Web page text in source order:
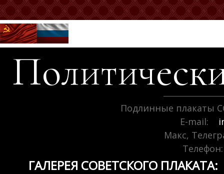
Подлинные плакаты
E-mail:
Макс,
Телефон:
ГАЛЕРЕЯ СОВЕТСКОГО ПЛАКАТА: